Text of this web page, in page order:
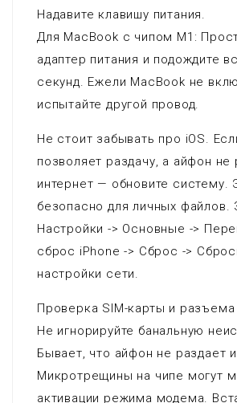
Надавите клавишу питания.
Для MacBook с чипом M1:
адаптер питания и подождите
секунд. Ежели MacBook не
испытайте другой провод.
Не стоит забывать про iOS.
позволяет раздачу, а айфон не
интернет — обновите систему.
безопасно для личных файлов.
Настройки -> Основные ->
сброс iPhone -> Сброс ->
настройки сети.
Проверка SIM-карты и разъема
Не игнорируйте банальную
Бывает, что айфон не раздает
Микротрещины на чипе могут
активации режима модема.